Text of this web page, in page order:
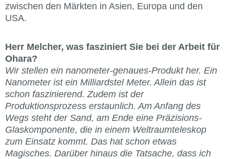
zwischen den Märkten in Asien, Europa und den
USA.
Herr Melcher, was fasziniert Sie bei der Arbeit für
Ohara?
Wir stellen ein nanometer-genaues-Produkt her. Ein
Nanometer ist ein Milliardstel Meter. Allein das ist
schon faszinierend. Zudem ist der
Produktionsprozess erstaunlich. Am Anfang des
Wegs steht der Sand, am Ende eine Präzisions-
Glaskomponente, die in einem Weltraumteleskop
zum Einsatz kommt. Das hat schon etwas
Magisches. Darüber hinaus die Tatsache, dass ich